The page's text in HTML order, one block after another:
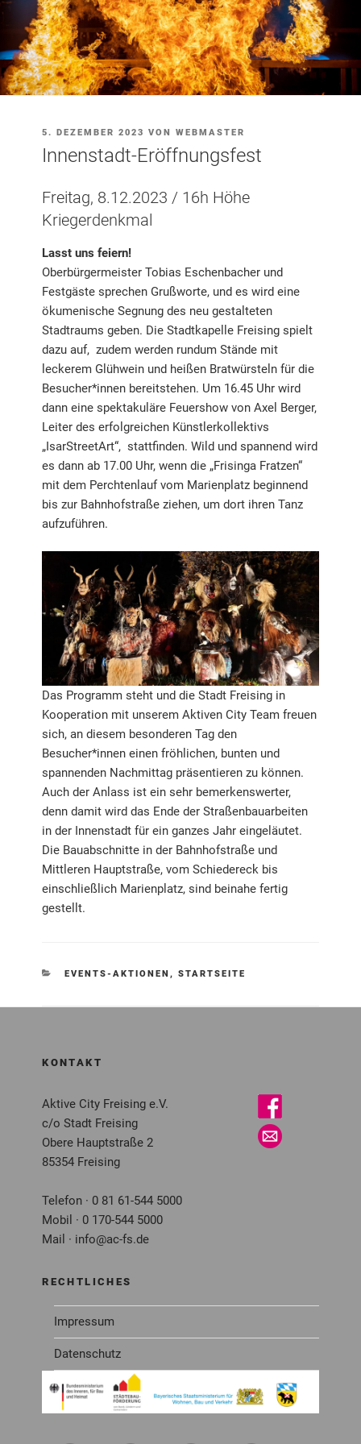
VERÖFFENTLICHT
AM
5. DEZEMBER 2023 VONWEBMASTER
Innenstadt-Eröffnungsfest
Freitag, 8.12.2023 / 16h Höhe
Kriegerdenkmal
Lasst uns feiern!
Oberbürgermeister Tobias Eschenbacher und
Festgäste sprechen Grußworte, und es wird eine
ökumenische Segnung des neu gestalteten
Stadtraums geben. Die Stadtkapelle Freising spielt
dazu auf, zudem werden rundum Stände mit
leckerem Glühwein und heißen Bratwürsteln für die
Besucher*innen bereitstehen. Um 16.45 Uhr wird
dann eine spektakuläre Feuershow von Axel Berger,
Leiter des erfolgreichen Künstlerkollektivs
„IsarStreetArt“, stattfinden. Wild und spannend wird
es dann ab 17.00 Uhr, wenn die „Frisinga Fratzen“
mit dem Perchtenlauf vom Marienplatz beginnend
bis zur Bahnhofstraße ziehen, um dort ihren Tanz
aufzuführen.
Das Programm steht und die Stadt Freising in
Kooperation mit unserem Aktiven City Team freuen
sich, an diesem besonderen Tag den
Besucher*innen einen fröhlichen, bunten und
spannenden Nachmittag präsentieren zu können.
Auch der Anlass ist ein sehr bemerkenswerter,
denn damit wird das Ende der Straßenbauarbeiten
in der Innenstadt für ein ganzes Jahr eingeläutet.
Die Bauabschnitte in der Bahnhofstraße und
Mittleren Hauptstraße, vom Schiedereck bis
einschließlich Marienplatz, sind beinahe fertig
gestellt.
KATEGORIEN
EVENTS-AKTIONEN , STARTSEITE
KONTAKT
Aktive City Freising e.V.
c/o Stadt Freising
Obere Hauptstraße 2
85354 Freising
Telefon · 0 81 61-544 5000
Mobil · 0 170-544 5000
Mail · info@ac-fs.de
RECHTLICHES
Impressum
Datenschutz